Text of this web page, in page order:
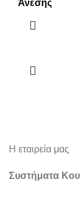
Άνεσης
Η εταιρεία μας
Συστήματα